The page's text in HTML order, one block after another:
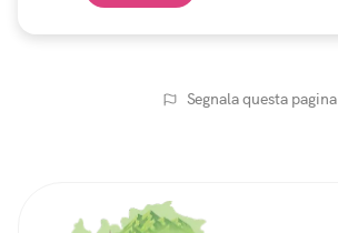
Segnala questa pagina